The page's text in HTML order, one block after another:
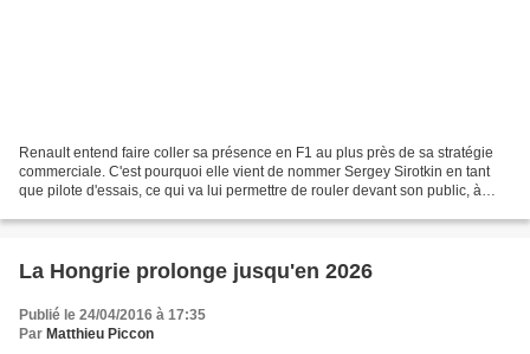
Renault entend faire coller sa présence en F1 au plus près de sa stratégie
commerciale. C'est pourquoi elle vient de nommer Sergey Sirotkin en tant
que pilote d'essais, ce qui va lui permettre de rouler devant son public, à
La Hongrie prolonge jusqu'en 2026
Publié le 24/04/2016 à 17:35
Par Matthieu Piccon